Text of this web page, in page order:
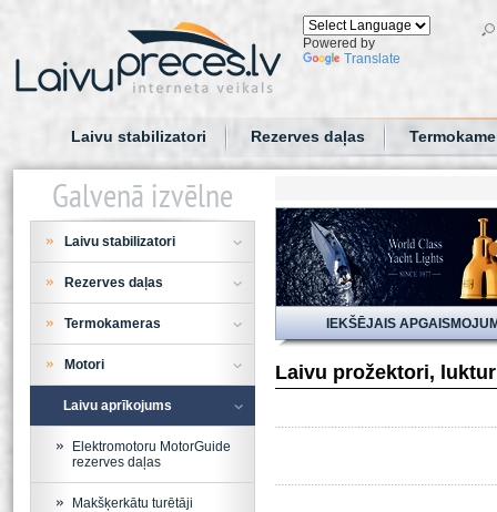
Powered by
Translate
Laivu stabilizatori Rezerves daļas
IEKŠĒJAIS
Laivu prožektori,
Galvenā izvēlne
Laivu stabilizatori
Rezerves daļas
Termokameras
Motori
Laivu aprīkojums
Elektromotoru MotorGuide
rezerves daļas
Makšķerkātu turētāji